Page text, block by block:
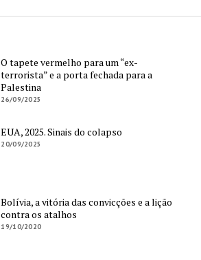
O tapete vermelho para um “ex-
terrorista” e a porta fechada para a
Palestina
26/09/2025
EUA, 2025. Sinais do colapso
20/09/2025
Bolívia, a vitória das convicções e a lição
contra os atalhos
19/10/2020